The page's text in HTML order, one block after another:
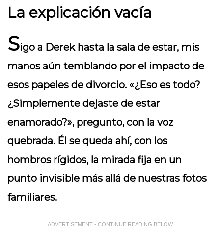
La explicación vacía
Sigo a Derek hasta la sala de estar, mis
manos aún temblando por el impacto de
esos papeles de divorcio. «¿Eso es todo?
¿Simplemente dejaste de estar
enamorado?», pregunto, con la voz
quebrada. Él se queda ahí, con los
hombros rígidos, la mirada fija en un
punto invisible más allá de nuestras fotos
familiares.
ADVERTISEMENT - CONTINUE READING BELOW